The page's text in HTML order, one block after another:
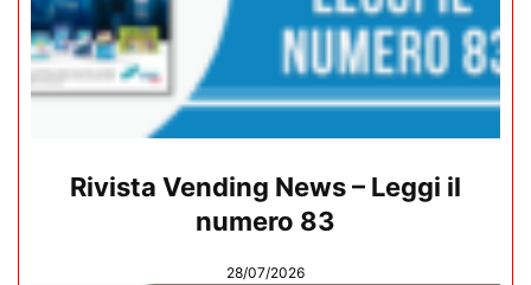
Rivista Vending News – Leggi il
numero 83
28/07/2026